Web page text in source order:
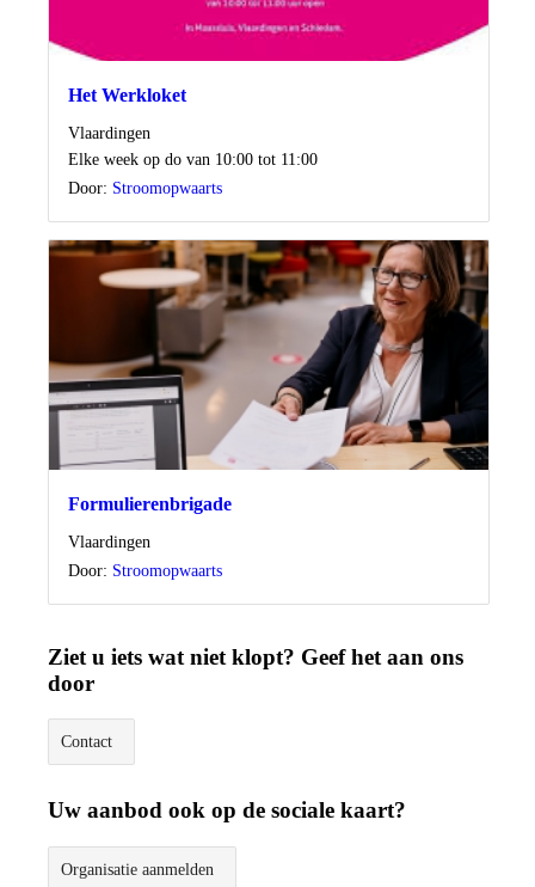
Het Werkloket
Locatie
Vlaardingen
Wanneer
Elke week op do van 10:00 tot 11:00
Door: Stroomopwaarts
Formulierenbrigade
Locatie
Vlaardingen
Door: Stroomopwaarts
Ziet u iets wat niet klopt? Geef het aan ons
door
Contact
Uw aanbod ook op de sociale kaart?
Organisatie aanmelden